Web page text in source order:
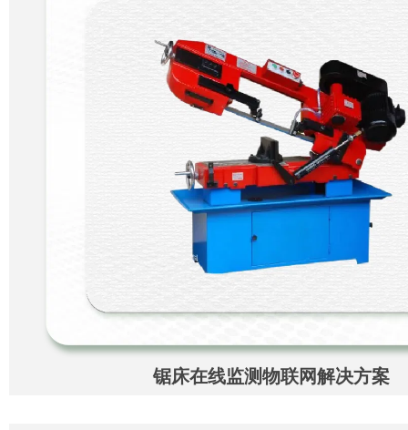
锯床在线监测物联网解决方案